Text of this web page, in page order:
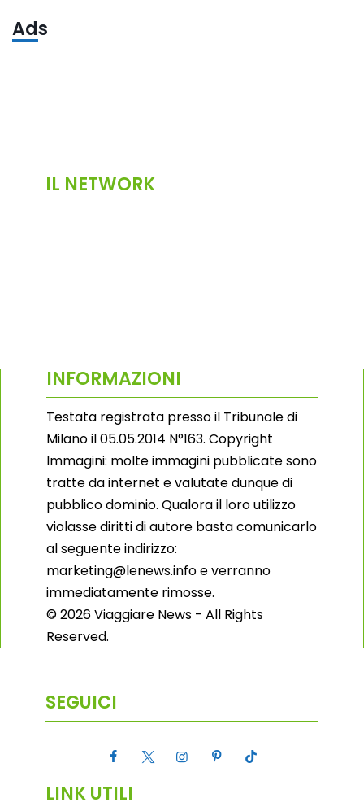
Ads
IL NETWORK
INFORMAZIONI
Testata registrata presso il Tribunale di
Milano il 05.05.2014 N°163. Copyright
Immagini: molte immagini pubblicate sono
tratte da internet e valutate dunque di
pubblico dominio. Qualora il loro utilizzo
violasse diritti di autore basta comunicarlo
al seguente indirizzo:
marketing@lenews.info e verranno
immediatamente rimosse.
© 2026 Viaggiare News - All Rights
Reserved.
SEGUICI
LINK UTILI